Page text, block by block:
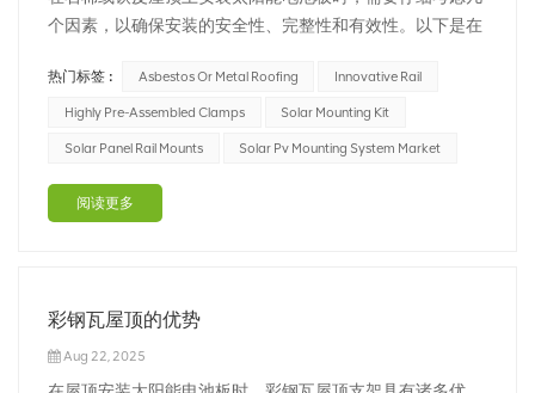
个因素，以确保安装的安全性、完整性和有效性。以下是在
点： 1. **安全注意事项**：石棉屋顶如果受到干扰，会造
成严重的健康风险。与经验丰富的石棉屋顶专业人员合作，
确保安装过程中的安全操作至关重要...
热门标签 : Asbestos Or Metal Roofing Innovative Rail
Highly Pre-Assembled Clamps Solar Mounting Kit
Solar Panel Rail Mounts Solar Pv Mounting System Market
阅读更多
彩钢瓦屋顶的优势
Aug 22, 2025